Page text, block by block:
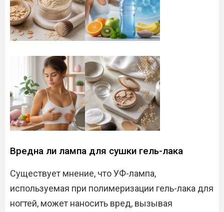
Вредна ли лампа для сушки гель-лака
Существует мнение, что УФ-лампа,
используемая при полимеризации гель-лака для
ногтей, может наносить вред, вызывая